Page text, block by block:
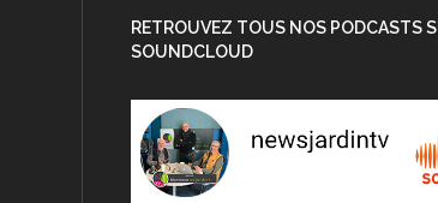
RETROUVEZ TOUS NOS PODCASTS
SOUNDCLOUD